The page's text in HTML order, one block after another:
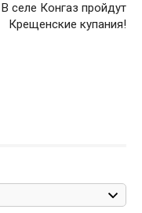
В селе Конгаз пройдут
Крещенские купания!